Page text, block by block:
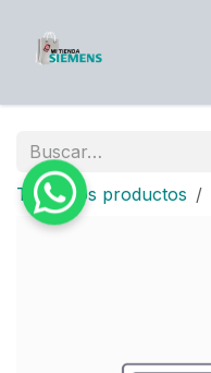
Todos los productos